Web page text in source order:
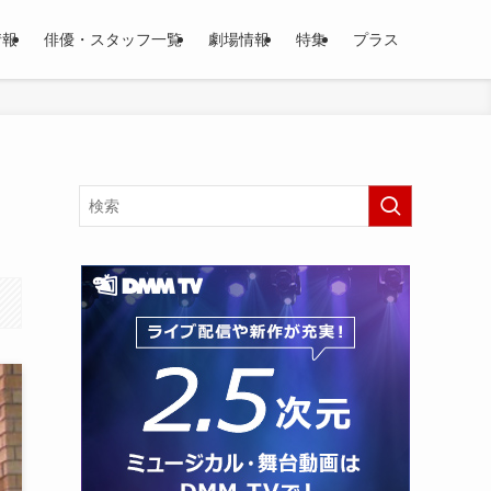
俳優・スタッフ一覧 劇場情報 特集 プラス